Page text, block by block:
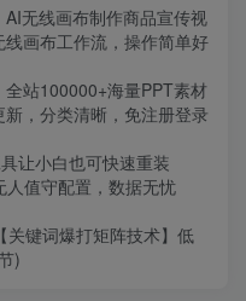
AI无线画布制作商品宣传视
画布工作流，操作简单好
全站100000+海量PPT素材
，分类清晰，免注册登录
让小白也可快速重装
人值守配置，数据无忧
关键词爆打矩阵技术】低
)